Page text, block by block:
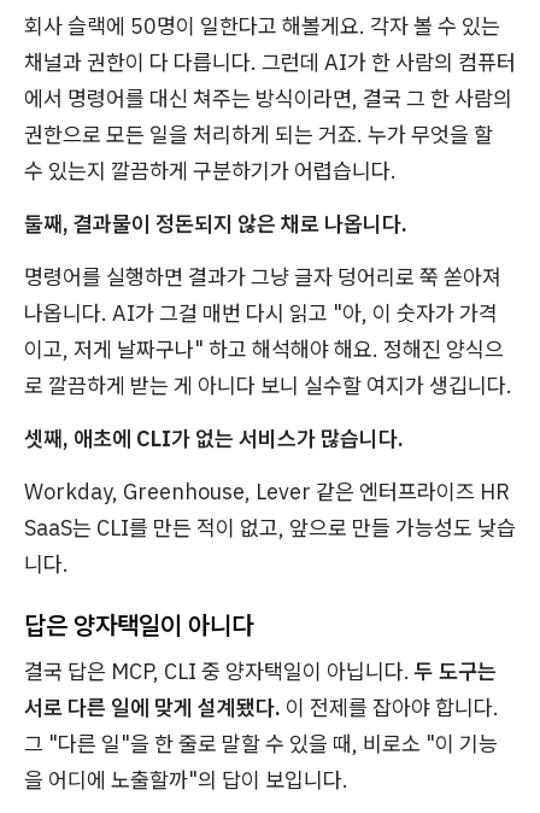
회사 슬랙에 50명이 일한다고 해볼게요. 각자 볼 수 있는
채널과 권한이 다 다릅니다. 그런데 AI가 한 사람의 컴퓨터
에서 명령어를 대신 쳐주는 방식이라면, 결국 그 한 사람의
권한으로 모든 일을 처리하게 되는 거죠. 누가 무엇을 할
수 있는지 깔끔하게 구분하기가 어렵습니다.
둘째, 결과물이 정돈되지 않은 채로 나옵니다.
명령어를 실행하면 결과가 그냥 글자 덩어리로 쭉 쏟아져
나옵니다. AI가 그걸 매번 다시 읽고 "아, 이 숫자가 가격
이고, 저게 날짜구나" 하고 해석해야 해요. 정해진 양식으
로 깔끔하게 받는 게 아니다 보니 실수할 여지가 생깁니다.
셋째, 애초에 CLI가 없는 서비스가 많습니다.
Workday, Greenhouse, Lever 같은 엔터프라이즈 HR
SaaS는 CLI를 만든 적이 없고, 앞으로 만들 가능성도 낮습
니다.
답은 양자택일이 아니다
결국 답은 MCP, CLI 중 양자택일이 아닙니다.두 도구는
서로 다른 일에 맞게 설계됐다. 이 전제를 잡아야 합니다.
그 "다른 일"을 한 줄로 말할 수 있을 때, 비로소 "이 기능
을 어디에 노출할까"의 답이 보입니다.